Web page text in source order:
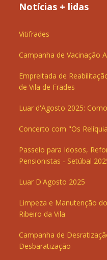
Notícias + lidas
Vitifrades
Campanha de Vacinação
Empreitada de
de Vila de Frades
Luar d'Agosto 2025:
Concerto com "Os
Passeio para Idosos,
Pensionistas - Setúbal
Luar D'Agosto 2025
Limpeza e Manutenção
Ribeiro da Vila
Campanha de
Desbaratização